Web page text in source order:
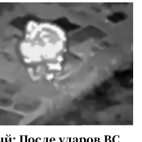
После ударов ВС